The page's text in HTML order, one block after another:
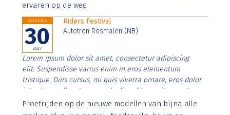
ervaren op de weg.
Saturday
30
MAY
Riders Festival
Autotron Rosmalen (NB)
Lorem ipsum dolor sit amet, consectetur adipiscing
elit. Suspendisse varius enim in eros elementum
tristique. Duis cursus, mi quis viverra ornare, eros dolor
interdum nulla, ut commodo diam libero vitae erat.
Aenean faucibus nibh et justo cursus id rutrum lorem
imperdiet. Nunc ut sem vitae risus tristique posuere.
Proefrijden op de nieuwe modellen van bijna alle